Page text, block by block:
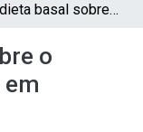
Efeito da dieta basal sobre o desempenho de cabras em lactação
o